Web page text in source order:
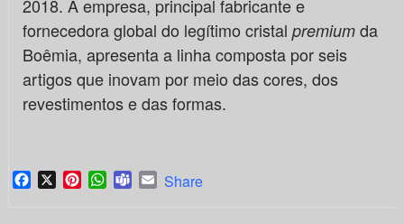
2018. A empresa, principal fabricante e
fornecedora global do legítimo cristal premiumda
Boêmia, apresenta a linha composta por seis
artigos que inovam por meio das cores, dos
revestimentos e das formas.
Facebook
X PinterestWhatsApp
TeamsEmail
Share